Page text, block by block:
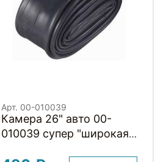
Арт. 00-010039
Камера 26" авто 00-
010039 супер "широкая"